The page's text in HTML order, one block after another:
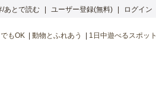
/あとで読む ユーザー登録(無料) ログイン
もOK 動物とふれあう 1日中遊べるスポット